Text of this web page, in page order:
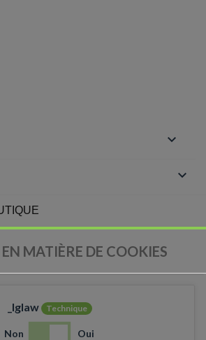


EN MATIÈRE DE COOKIES
_lglaw Technique
Non Oui